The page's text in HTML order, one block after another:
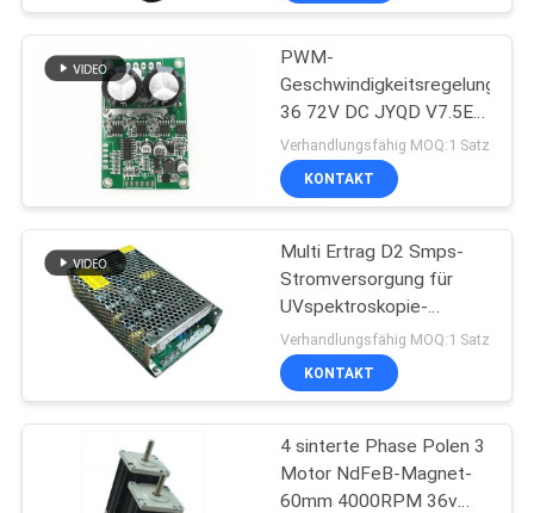
UNS
FABRIK
QUALITÄTSKONTROLLE
KONTAKT
NACHRICHTEN
BLDC-Lokführer IC
36
3 Phase bldc
Lokführer
PWM-
Geschwindigkeitsregelung
36 72V DC JYQD V7.5E 3
Fahrer Board der
Phasen-BLDC
Verhandlungsfähig MOQ:1 Satz
KONTAKT
Multi Ertrag D2 Smps-
Stromversorgung für
UVspektroskopie-
Instrumente
Verhandlungsfähig MOQ:1 Satz
KONTAKT
4 sinterte Phase Polen 3
Motor NdFeB-Magnet-
60mm 4000RPM 36v